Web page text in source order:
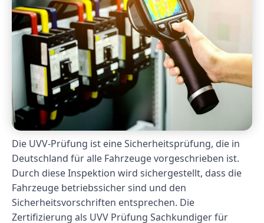
Die UVV-Prüfung ist eine Sicherheitsprüfung, die in
Deutschland für alle Fahrzeuge vorgeschrieben ist.
Durch diese Inspektion wird sichergestellt, dass die
Fahrzeuge betriebssicher sind und den
Sicherheitsvorschriften entsprechen. Die
Zertifizierung als UVV Prüfung Sachkundiger für